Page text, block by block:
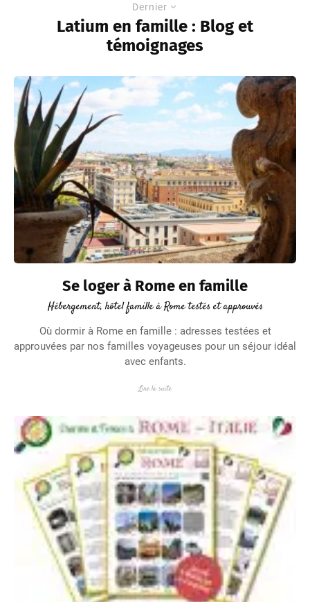
Dernier
Latium en famille : Blog et
témoignages
Se loger à Rome en famille
Hébergement, hôtel famille à Rome testés et approuvés
Où dormir à Rome en famille : adresses testées et
approuvées par nos familles voyageuses pour un séjour idéal
avec enfants.
Lire la suite